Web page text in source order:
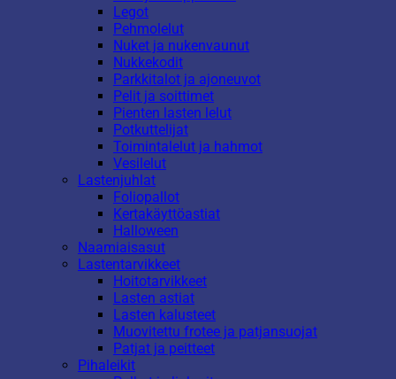
Legot
Pehmolelut
Nuket ja nukenvaunut
Nukkekodit
Parkkitalot ja ajoneuvot
Pelit ja soittimet
Pienten lasten lelut
Potkuttelijat
Toimintalelut ja hahmot
Vesilelut
Lastenjuhlat
Foliopallot
Kertakäyttöastiat
Halloween
Naamiaisasut
Lastentarvikkeet
Hoitotarvikkeet
Lasten astiat
Lasten kalusteet
Muovitettu frotee ja patjansuojat
Patjat ja peitteet
Pihaleikit